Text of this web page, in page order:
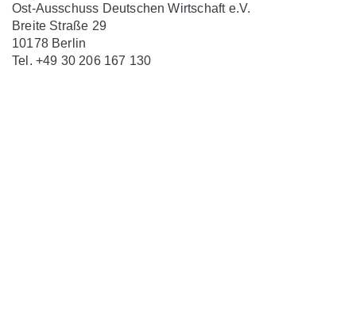
Ost-Ausschuss Deutschen Wirtschaft e.V.
Breite Straße 29
10178 Berlin
Tel. +49 30 206 167 130